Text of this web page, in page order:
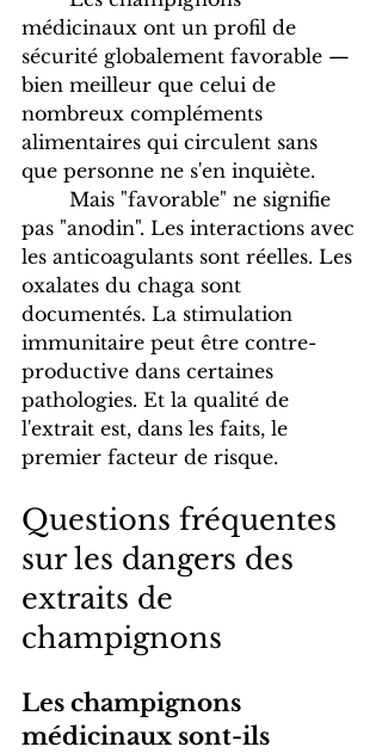
médicinaux ont un profil de
sécurité globalement favorable —
bien meilleur que celui de
nombreux compléments
alimentaires qui circulent sans
que personne ne s'en inquiète.
pas "anodin". Les interactions avec
les anticoagulants sont réelles. Les
oxalates du chaga sont
documentés. La stimulation
immunitaire peut être contre-
productive dans certaines
pathologies. Et la qualité de
l'extrait est, dans les faits, le
premier facteur de risque.
Questions fréquentes
sur les dangers des
extraits de
champignons
Les champignons
médicinaux sont-ils